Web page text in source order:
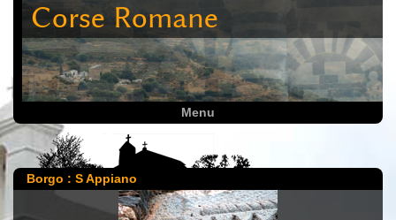
Corse Romane
Menu
Borgo : S Appiano